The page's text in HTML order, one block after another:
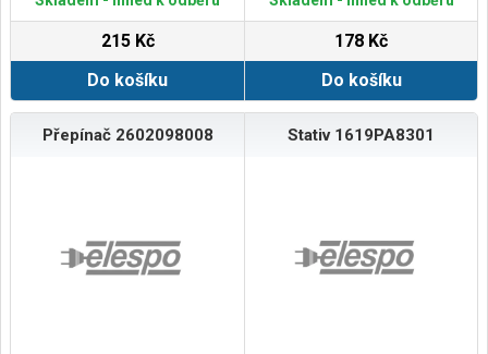
215 Kč
Do košíku
178 Kč
Do košíku
Přepínač 2602098008 Stativ 1619PA8301